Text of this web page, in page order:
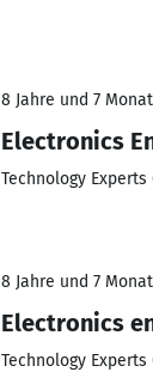
8 Jahre und 7
Electronics
Technology Experts
8 Jahre und 7
Electronics
Technology Experts